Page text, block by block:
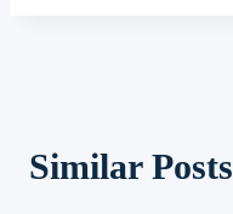
Similar Posts